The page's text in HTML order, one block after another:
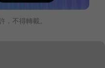
，不得轉載。